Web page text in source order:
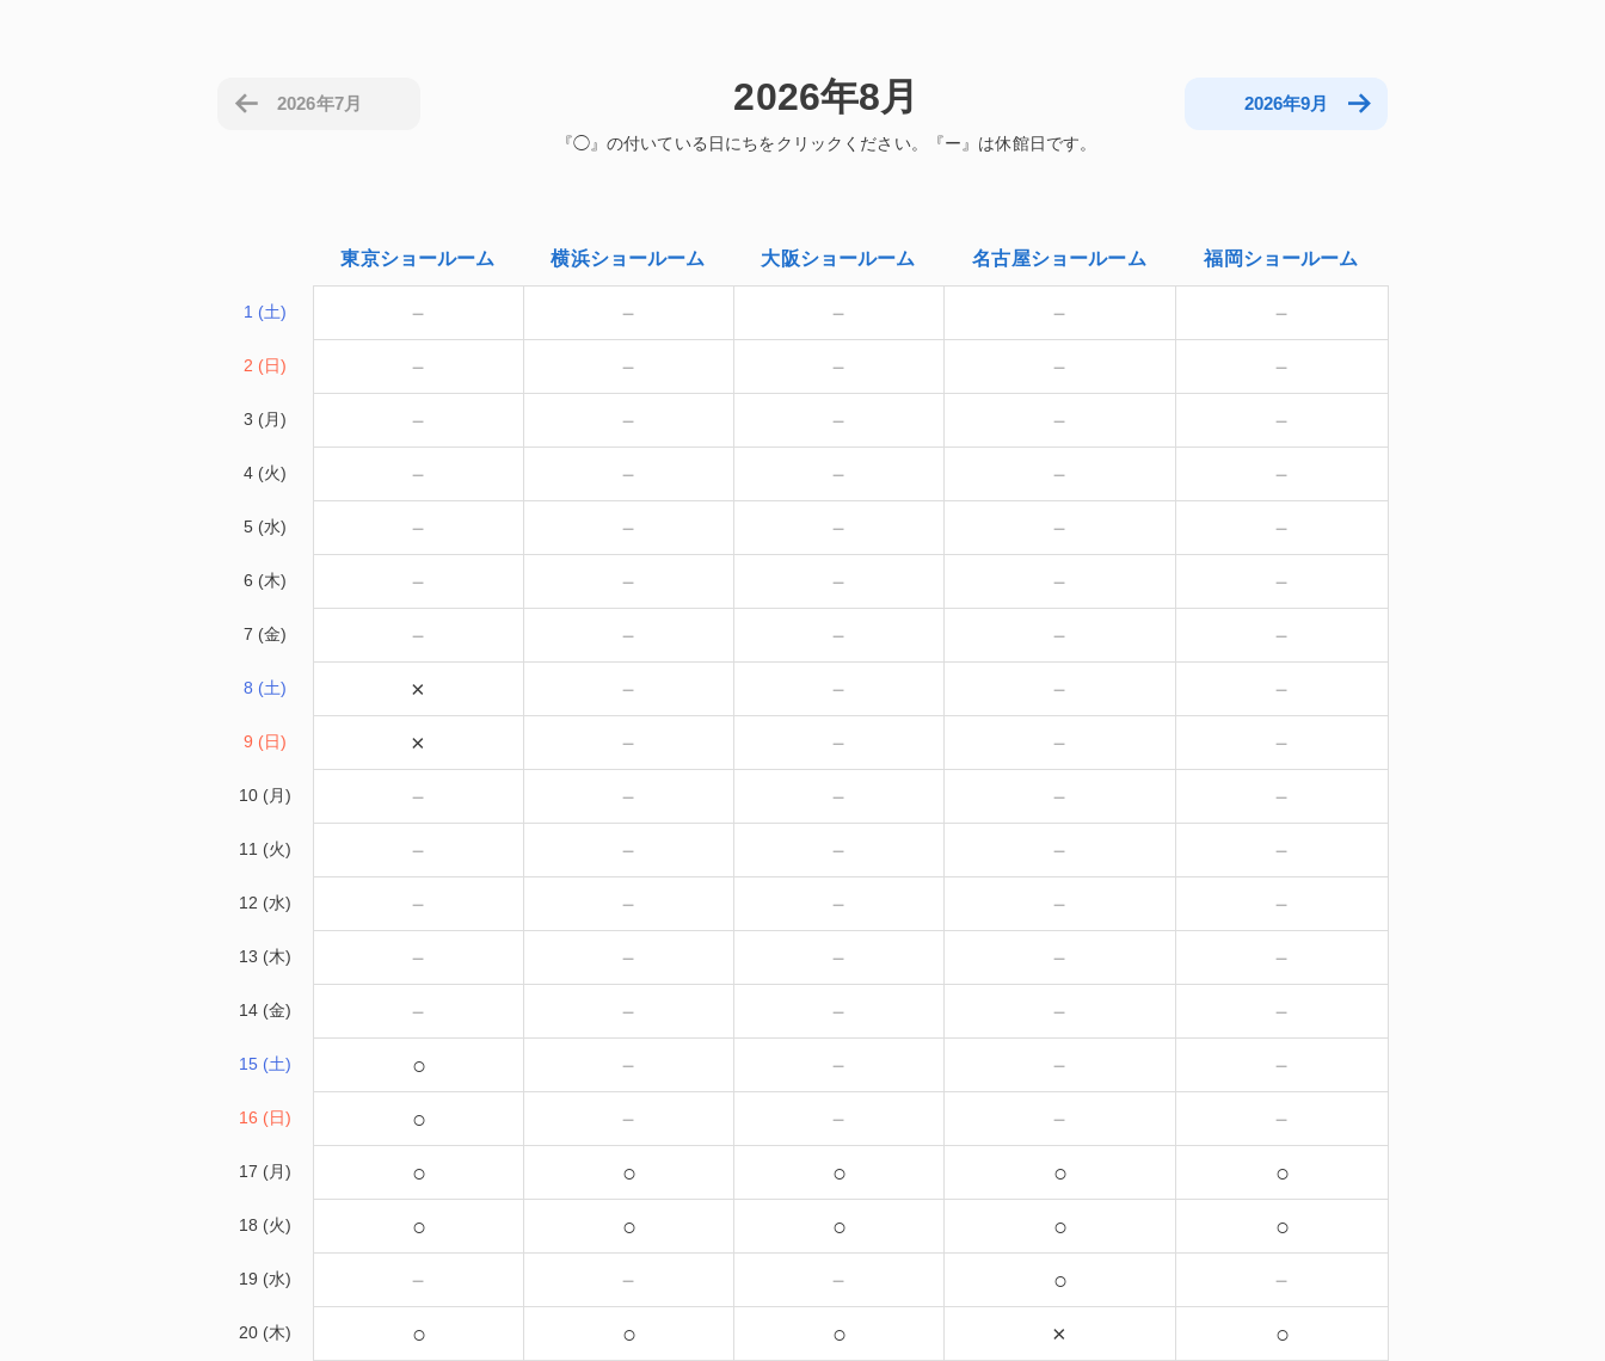
2026年8月
東京ショールーム 横浜ショールーム 大阪ショールーム 名古屋ショールーム 福岡ショールーム
1 (土) － － － － －
2 (日) － － － － －
3 (月) － － － － －
4 (火) － － － － －
5 (水) － － － － －
6 (木) － － － － －
7 (金) － － － － －
8 (土) × － － － －
9 (日) × － － － －
10 (月) － － － － －
11 (火) － － － － －
12 (水) － － － － －
13 (木) － － － － －
14 (金) － － － － －
15 (土) ○ － － － －
16 (日) ○ － － － －
17 (月) ○ ○ ○ ○ ○
18 (火) ○ ○ ○ ○ ○
19 (水) － － － ○ －
20 (木) ○ ○ ○ × ○
2026年7月 2026年9月